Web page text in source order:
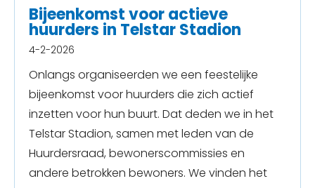
Bijeenkomst voor actieve
huurders in Telstar Stadion
4-2-2026
Onlangs organiseerden we een feestelijke
bijeenkomst voor huurders die zich actief
inzetten voor hun buurt. Dat deden we in het
Telstar Stadion, samen met leden van de
Huurdersraad, bewonerscommissies en
andere betrokken bewoners. We vinden het